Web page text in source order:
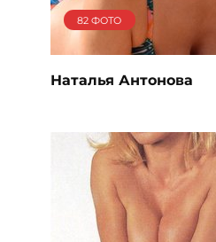
82 ФОТО
Наталья Антонова